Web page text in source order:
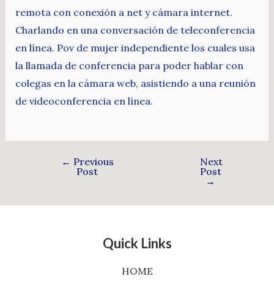
remota con conexión a net y cámara internet.
Charlando en una conversación de teleconferencia
en línea. Pov de mujer independiente los cuales usa
la llamada de conferencia para poder hablar con
colegas en la cámara web, asistiendo a una reunión
de videoconferencia en línea.
← Previous
Post
Next
Post
→
Quick Links
HOME